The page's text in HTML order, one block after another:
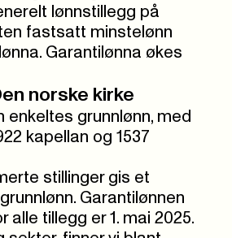
lønnstillegg på
fastsatt minstelønn
Garantilønna økes
norske kirke
enkeltes grunnlønn, med
kapellan og 1537
stillinger gis et
Garantilønnen
tillegg er 1. mai 2025.